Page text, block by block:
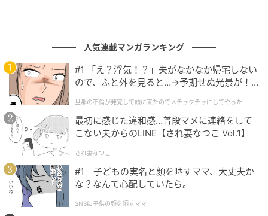
第1話
「今から死にま〜す
第1話
夫が育児をなめくさっ
第1話
てきたのは
人気連載マンガランキング
#1 「え？浮気！？」夫がなかなか帰宅しない
ので、ふと外を見ると…→予期せぬ光景が！
クチャにしてやった
旦那の不倫が発覚して頭に来たのでメチャクチャにしてやった
最初に感じた違和感…普段マメに連絡をして
こない夫からのLINE【され妻なつこ Vol.1】
され妻なつこ
#1 子どもの実名と顔を晒すママ、大丈夫か
な？なんて心配していたら。
SNSに子供の顔を晒すママ